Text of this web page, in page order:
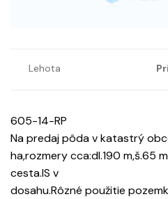
Lehota
605-14-RP
Na predaj pôda v katastrý
ha,rozmery cca:dl.190 m,š.65
cesta.IS v
dosahu.Rôzné použitie